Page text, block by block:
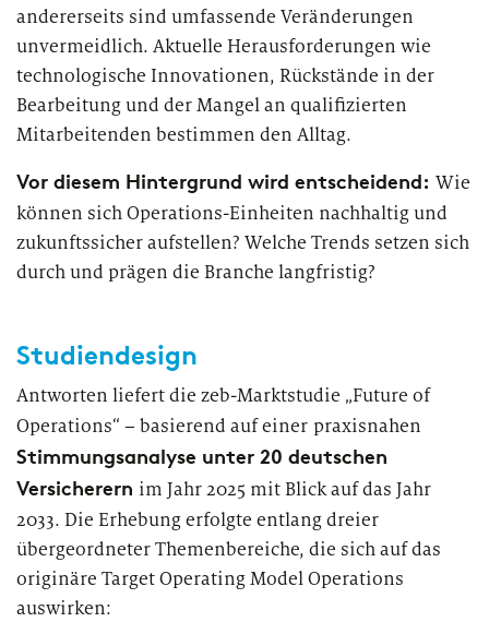
Leasinggesellschaften
INTERVIEW
Zukunft Leasing: Warum Stillstand
keine Option ist
andererseits sind umfassende Veränderungen
unvermeidlich. Aktuelle Herausforderungen wie
technologische Innovationen, Rückstände in der
Bearbeitung und der Mangel an qualifizierten
Mitarbeitenden bestimmen den Alltag.
Vor diesem Hintergrund wird entscheidend: Wie
können sich Operations-Einheiten nachhaltig und
zukunftssicher aufstellen? Welche Trends setzen sich
durch und prägen die Branche langfristig?
Studiendesign
Antworten liefert die zeb-Marktstudie „Future of
Operations“ – basierend auf einer praxisnahen
Stimmungsanalyse unter 20 deutschen
Versicherern im Jahr 2025 mit Blick auf das Jahr
2033. Die Erhebung erfolgte entlang dreier
übergeordneter Themenbereiche, die sich auf das
originäre Target Operating Model Operations
auswirken: